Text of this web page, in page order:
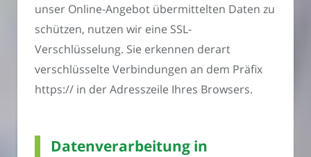
unser Online-Angebot übermittelten Daten zu
schützen, nutzen wir eine SSL-
Verschlüsselung. Sie erkennen derart
verschlüsselte Verbindungen an dem Präfix
https:// in der Adresszeile Ihres Browsers.
Datenverarbeitung in